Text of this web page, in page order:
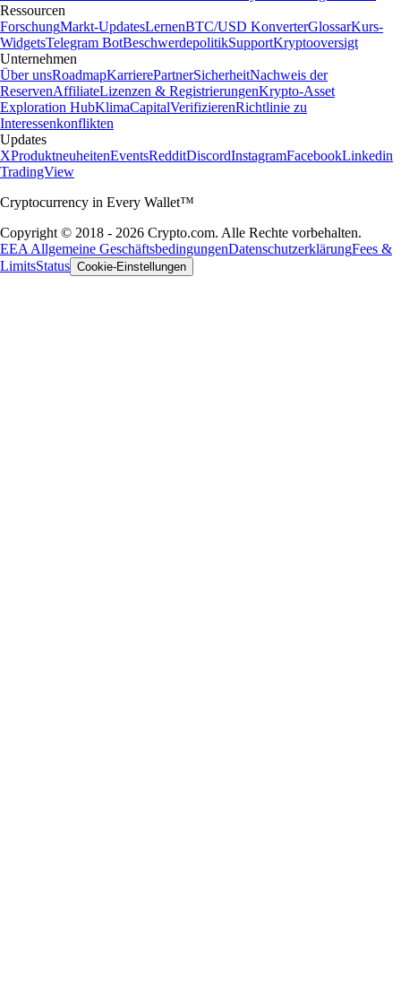
Ressourcen
ForschungMarkt-UpdatesLernenBTC/USD KonverterGlossarKurs-
WidgetsTelegram BotBeschwerdepolitikSupportKryptooversigt
Unternehmen
Über unsRoadmapKarrierePartnerSicherheitNachweis der
ReservenAffiliateLizenzen & RegistrierungenKrypto-Asset
Exploration HubKlimaCapitalVerifizierenRichtlinie zu
Interessenkonflikten
Updates
XProduktneuheitenEventsRedditDiscordInstagramFacebookLinkedin
TradingView
Cryptocurrency in Every Wallet™
Copyright © 2018 - 2026 Crypto.com. Alle Rechte vorbehalten.
EEA Allgemeine GeschäftsbedingungenDatenschutzerklärungFees &
LimitsStatus Cookie-Einstellungen